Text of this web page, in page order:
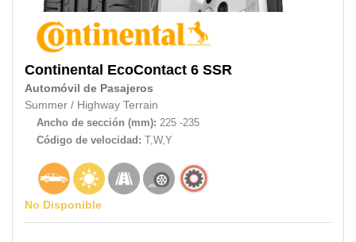
Continental EcoContact 6 SSR
Automóvil de Pasajeros
Summer / Highway Terrain
Ancho de sección (mm): 225 -235
Código de velocidad: T,W,Y
No Disponible